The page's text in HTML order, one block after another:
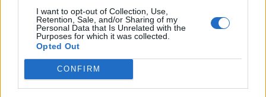
I want to opt-out of Collection, Use,
Retention, Sale, and/or Sharing of my
Personal Data that Is Unrelated with the
Purposes for which it was collected.
Opted Out
CONFIRM
Αλ. Τσίπρας: Στις 2 Σεπτεμβρίου η παρουσίαση του
οικονομικού προγράμματος της ΕΛ.Α.Σ. στη
Θεσσαλονίκη
Κορυφώνεται η έξοδος του Αυγούστου – Πάνω από
56.000 επιβάτες αναχωρούν σήμερα από τα